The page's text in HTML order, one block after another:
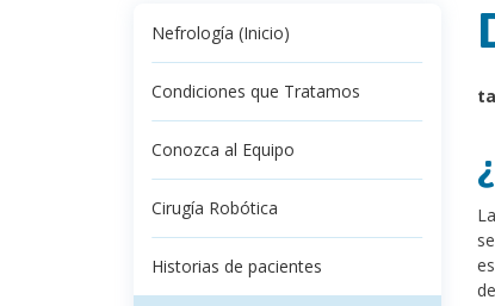
Nefrología (Inicio)
Condiciones que Tratamos
Conozca al Equipo
Cirugía Robótica
Historias de pacientes